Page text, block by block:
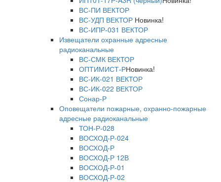
ВС-ПИ ВЕКТОР
ВС-УДП ВЕКТОР Новинка!
ВС-ИПР-031 ВЕКТОР
Извещатели охранные адресные
радиоканальные
ВС-СМК ВЕКТОР
ОПТИМИСТ-РНовинка!
ВС-ИК-021 ВЕКТОР
ВС-ИК-022 ВЕКТОР
Сонар-Р
Оповещатели пожарные, охранно-пожарные
адресные радиоканальные
ТОН-Р-028
ВОСХОД-Р-024
ВОСХОД-Р
ВОСХОД-Р 12В
ВОСХОД-Р-01
ВОСХОД-Р-02